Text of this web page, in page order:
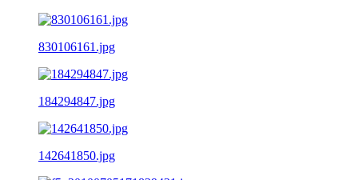
830106161.jpg
184294847.jpg
142641850.jpg